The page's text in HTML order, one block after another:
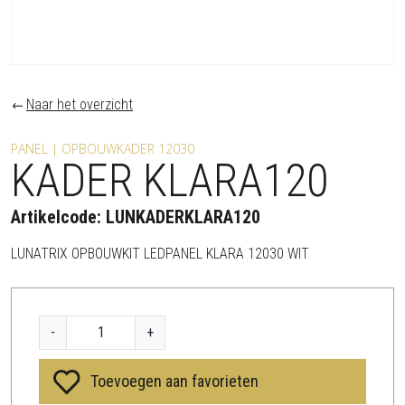
Naar het overzicht
PANEL | OPBOUWKADER 12030
KADER KLARA120
Artikelcode: LUNKADERKLARA120
LUNATRIX OPBOUWKIT LEDPANEL KLARA 12030 WIT
-
A
+
Toevoegen aan favorieten